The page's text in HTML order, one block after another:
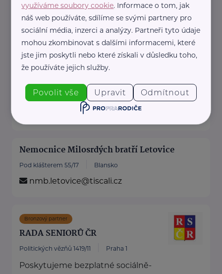
Nemocnice Blansko
Sadová 1596/33 Blansko
Nemocnice Boskovice s.r.o
Otakara Kubína 179 Blansko
info@nemocniceboskovice.cz
Nemocnice Milosrdých bratří Letovice
Pod klášterem 55/17 Blansko
nmb.letovice@tiscali.cz
Bronzový partner
RADA SENIORŮ ČR
Politických vězňů 1419/11 Praha 1
Poskytujeme bezplatné sociálně-
využíváme soubory cookie. Informace o tom, jak
náš web používáte, sdílíme se svými partnery pro
sociální média, inzerci a analýzy. Partneři tyto údaje
mohou zkombinovat s dalšími informacemi, které
jste jim poskytli nebo které získali v důsledku toho,
že používáte jejich služby.
Povolit vše Upravit Odmítnout